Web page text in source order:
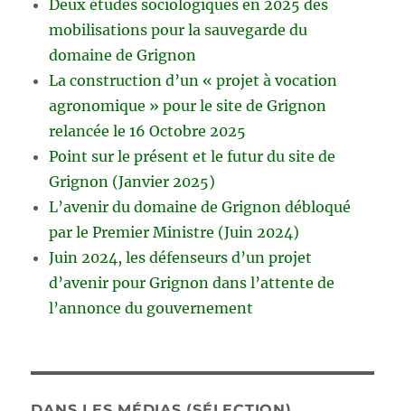
Deux études sociologiques en 2025 des
mobilisations pour la sauvegarde du
domaine de Grignon
La construction d’un « projet à vocation
agronomique » pour le site de Grignon
relancée le 16 Octobre 2025
Point sur le présent et le futur du site de
Grignon (Janvier 2025)
L’avenir du domaine de Grignon débloqué
par le Premier Ministre (Juin 2024)
Juin 2024, les défenseurs d’un projet
d’avenir pour Grignon dans l’attente de
l’annonce du gouvernement